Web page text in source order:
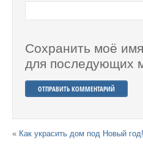
Сохранить моё
для последующих
« Как украсить дом под Новый год!